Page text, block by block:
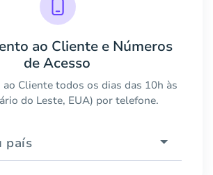
ao Cliente e Números
de Acesso
Cliente todos os dias das 10h às
do Leste, EUA) por telefone.
país